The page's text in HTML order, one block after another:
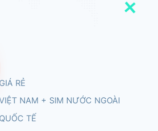
RẺ
NAM + SIM NƯỚC NGOÀI
TẾ